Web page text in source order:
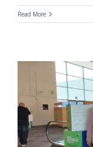
Read More